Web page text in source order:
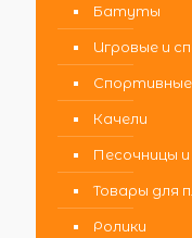
Батуты
Игровые и
Качели
Песочницы
Товары для
Ролики